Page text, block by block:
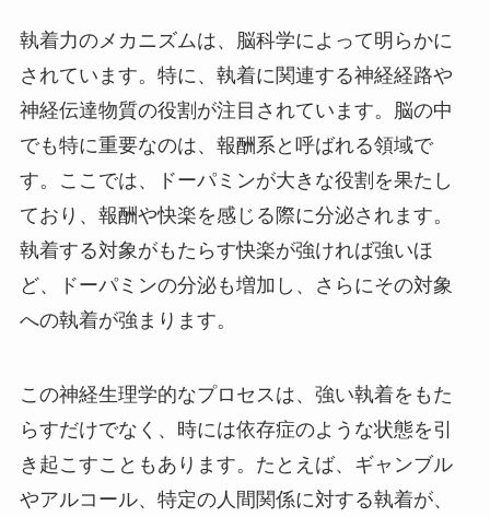
執着力のメカニズムは、脳科学によって明らかに
されています。特に、執着に関連する神経経路や
神経伝達物質の役割が注目されています。脳の中
でも特に重要なのは、報酬系と呼ばれる領域で
す。ここでは、ドーパミンが大きな役割を果たし
ており、報酬や快楽を感じる際に分泌されます。
執着する対象がもたらす快楽が強ければ強いほ
ど、ドーパミンの分泌も増加し、さらにその対象
への執着が強まります。
この神経生理学的なプロセスは、強い執着をもた
らすだけでなく、時には依存症のような状態を引
き起こすこともあります。たとえば、ギャンブル
やアルコール、特定の人間関係に対する執着が、